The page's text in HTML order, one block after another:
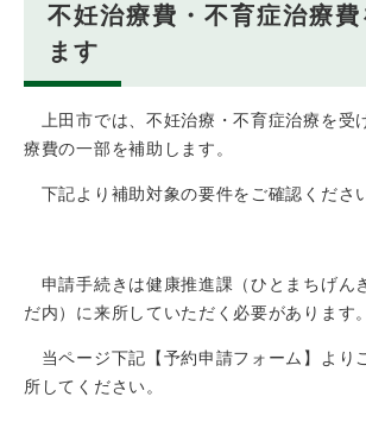
不妊治療費・不育症治療費
ます
上田市では、不妊治療・不育症治療を受
療費の一部を補助します。
下記より補助対象の要件をご確認くださ
申請手続きは健康推進課（ひとまちげん
だ内）に来所していただく必要があります。
当ページ下記【予約申請フォーム】より
所してください。